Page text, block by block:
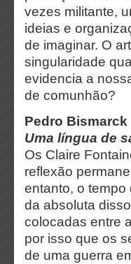
vezes militante,
ideias e
de imaginar. O
singularidade
evidencia a
de comunhão?
Pedro Bismarck
Uma língua de
Os Claire
reflexão
entanto, o
da absoluta
colocadas entre
por isso que os
de uma guerra